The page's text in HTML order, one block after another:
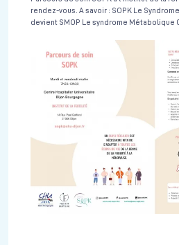
rendez-vous. A savoir : SOPK Le
devient SMOP Le syndrome Métabolique